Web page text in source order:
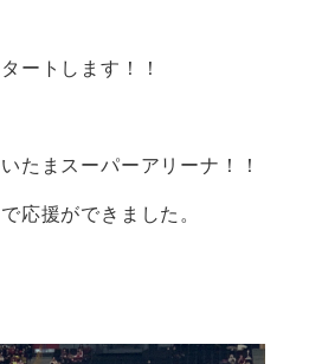
ートします！！
たまスーパーアリーナ！！
応援ができました。